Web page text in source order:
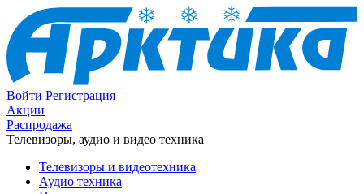
Войти Регистрация
Акции
Распродажа
Телевизоры, аудио и видео техника
Телевизоры и видеотехника
Аудио техника